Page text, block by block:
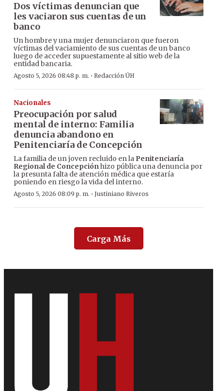
Dos víctimas denuncian que
les vaciaron sus cuentas de un
banco
Un hombre y una mujer denunciaron que fueron
víctimas del vaciamiento de sus cuentas de un banco
luego de acceder supuestamente al sitio web de la
entidad bancaria.
Agosto 5, 2026 08:48 p. m. · Redacción ÚH
Nacionales
Preocupación por salud
mental de interno: Familia
denuncia abandono en
Penitenciaría de Concepción
La familia de un joven recluido en la Penitenciaría
Regional de Concepciónhizo pública una denuncia por
la presunta falta de atención médica que estaría
poniendo en riesgo la vida del interno.
Agosto 5, 2026 08:09 p. m. · Justiniano Riveros
Carga Más